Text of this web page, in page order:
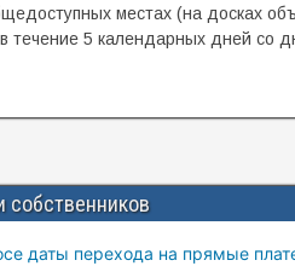
местах (на досках
течение 5 календарных дней со
собственников
даты перехода на прямые